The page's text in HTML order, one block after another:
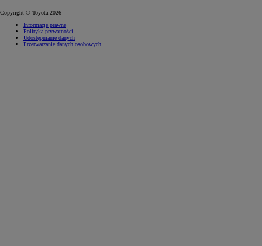
Copyright © Toyota 2026
Informacje prawne
Polityka prywatności
Udostępnianie danych
Przetwarzanie danych osobowych